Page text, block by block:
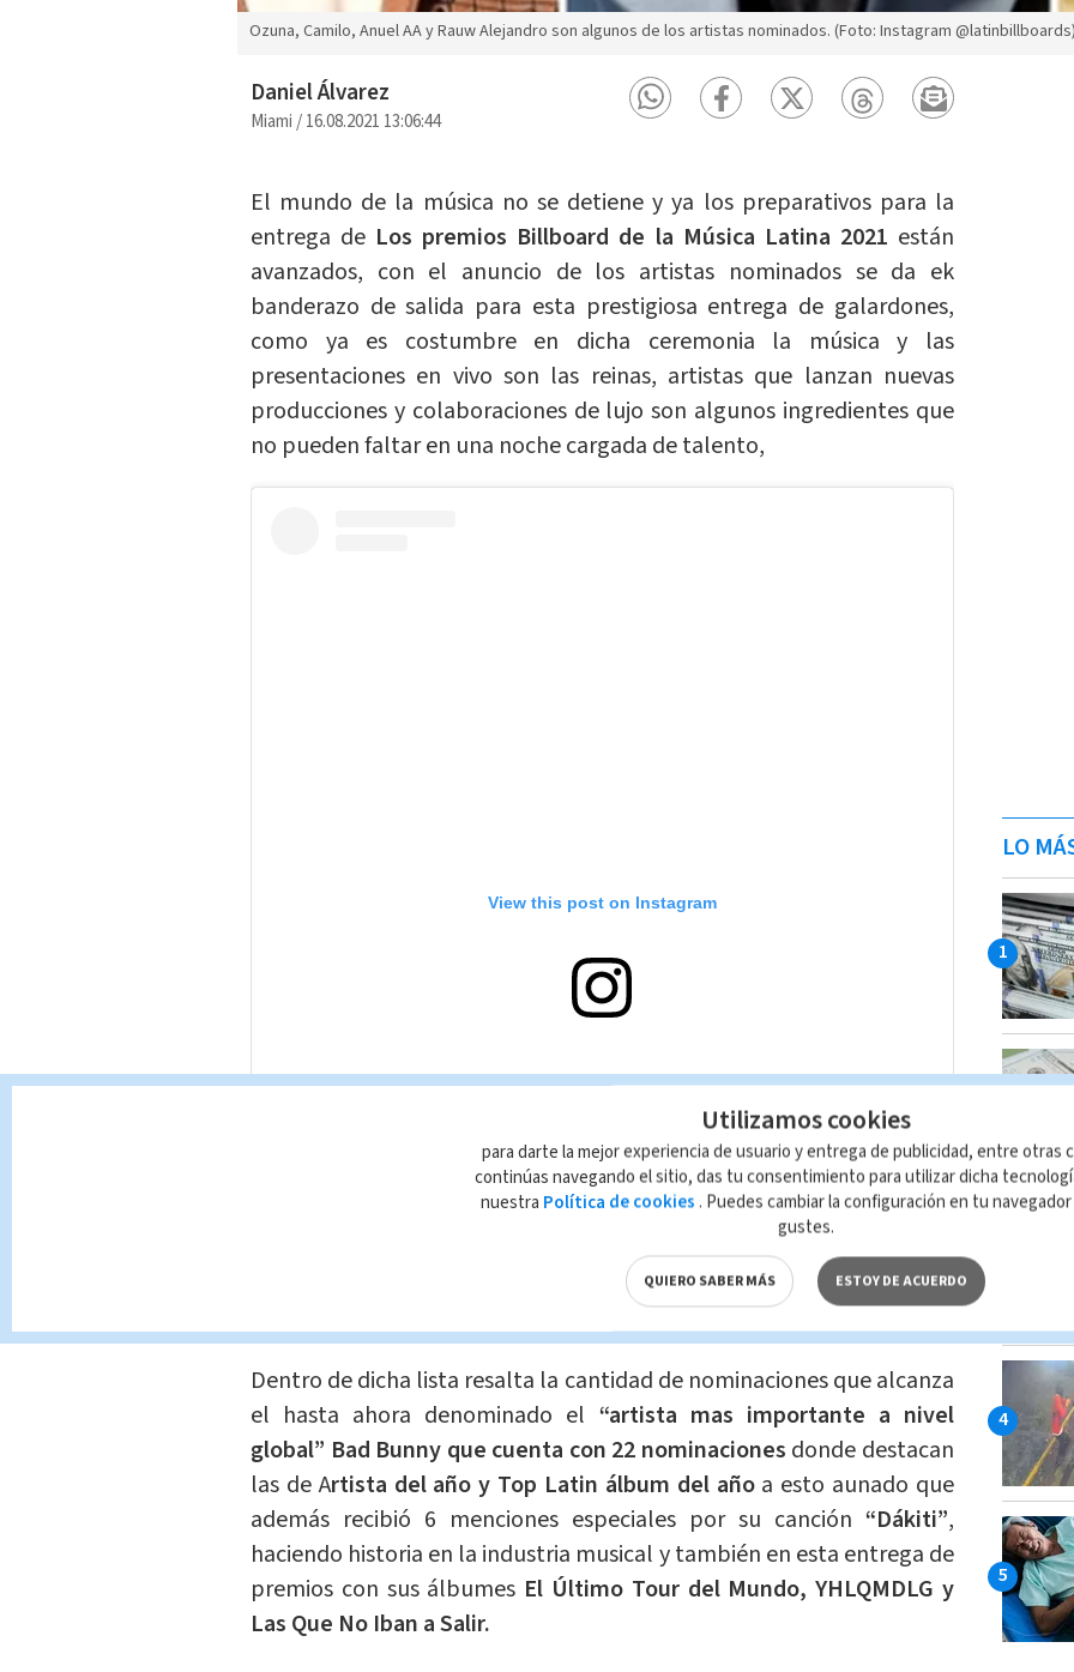
Ozuna, Camilo, Anuel AA y Rauw Alejandro son algunos de los artistas nominados. (Foto: Instagram
Daniel Álvarez
Miami/16.08.2021 13:06:44
El mundo de la música no se detiene y ya los preparativos para la
entrega de Los premios Billboard de la Música Latina 2021 están
avanzados, con el anuncio de los artistas nominados se da ek
banderazo de salida para esta prestigiosa entrega de galardones,
como ya es costumbre en dicha ceremonia la música y las
presentaciones en vivo son las reinas, artistas que lanzan nuevas
producciones y colaboraciones de lujo son algunos ingredientes que
no pueden faltar en una noche cargada de talento,
View this post on Instagram
A post shared by Premios Billboard (@latinbillboards)
Dentro de dicha lista resalta la cantidad de nominaciones que alcanza
el hasta ahora denominado el “artista mas importante a nivel
global” Bad Bunny que cuenta con 22 nominaciones donde destacan
las de Artista del año y Top Latin álbum del añoa esto aunado que
además recibió 6 menciones especiales por su canción “Dákiti”,
haciendo historia en la industria musical y también en esta entrega de
premios con sus álbumes El Último Tour del Mundo, YHLQMDLG y
Las Que No Iban a Salir.
LO
Utilizamos cookies
para darte la mejor experiencia de usuario y entrega de publicidad, entre otras
continúas navegando el sitio, das tu consentimiento para utilizar dicha
nuestra Política de cookies . Puedes cambiar la configuración en tu
gustes.
QUIERO SABER MÁS ESTOY DE ACUERDO